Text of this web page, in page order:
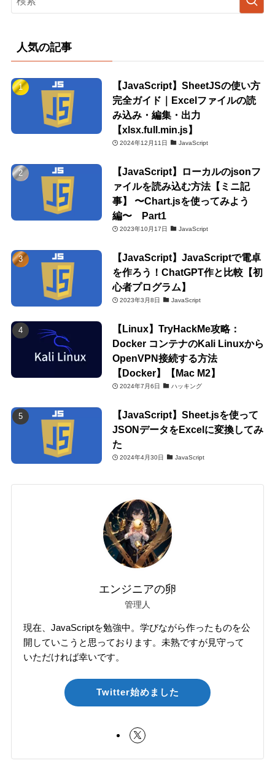
人気の記事
【JavaScript】SheetJSの使い方
完全ガイド｜Excelファイルの読
み込み・編集・出力
【xlsx.full.min.js】
2024年12月11日 JavaScript
【JavaScript】ローカルのjsonフ
ァイルを読み込む方法【ミニ記
事】 〜Chart.jsを使ってみよう
編〜 Part1
2023年10月17日 JavaScript
【JavaScript】JavaScriptで電卓
を作ろう！ChatGPT作と比較【初
心者プログラム】
2023年3月8日 JavaScript
【Linux】TryHackMe攻略：
Docker コンテナのKali Linuxから
OpenVPN接続する方法
【Docker】【Mac M2】
2024年7月6日 ハッキング
【JavaScript】Sheet.jsを使って
JSONデータをExcelに変換してみ
た
2024年4月30日 JavaScript
エンジニアの卵
管理人
現在、JavaScriptを勉強中。学びながら作ったものを公
開していこうと思っております。未熟ですが見守って
いただければ幸いです。
Twitter始めました